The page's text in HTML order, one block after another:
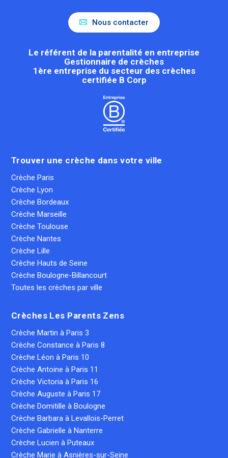
Nous contacter
Le référent de la parentalité en entreprise
Gestionnaire de crèches
1ère entreprise du secteur des crèches
certifiée B Corp
Trouver une crèche dans votre ville
Crèche Paris
Crèche Lyon
Crèche Bordeaux
Crèche Marseille
Crèche Toulouse
Crèche Nantes
Crèche Lille
Crèche Hauts de Seine
Crèche Boulogne-Billancourt
Toutes les crèches par ville
Crèches Les Parents Zens
Crèche Martin à Paris 3
Crèche Constance à Paris 8
Crèche Léon à Paris 10
Crèche Antoine à Paris 11
Crèche Victoria à Paris 16
Crèche Auguste à Paris 17
Crèche Domitille à Boulogne
Crèche Barbara à Levallois-Perret
Crèche Gabrielle à Nanterre
Crèche Lucien à Puteaux
Crèche Marie à Asnières-sur-Seine